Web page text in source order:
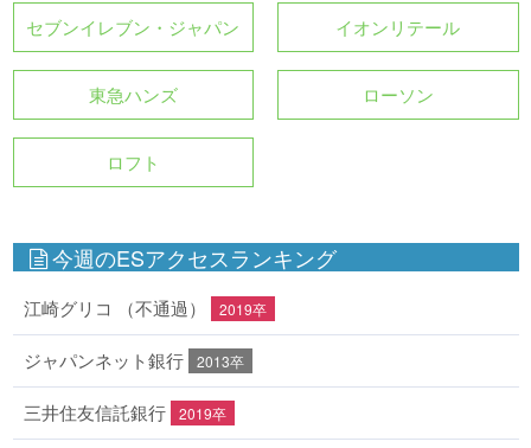
セブンイレブン・ジャパン イオンリテール
東急ハンズ ローソン
ロフト
今週のESアクセスランキング
江崎グリコ （不通過） 2019卒
ジャパンネット銀行 2013卒
三井住友信託銀行 2019卒